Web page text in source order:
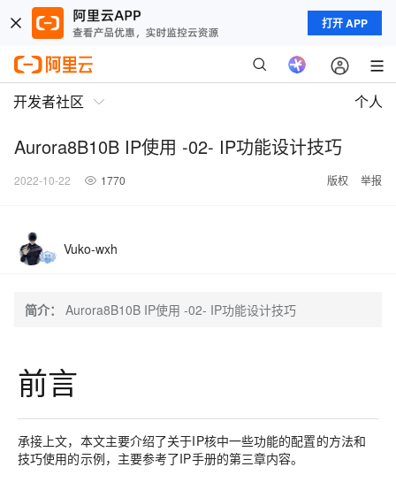
打开 APP
开发者社区 个人
Aurora8B10B IP使用 -02- IP功能设计技巧
2022-10-22 1770 版权 举报
Vuko-wxh
简介： Aurora8B10B IP使用 -02- IP功能设计技巧
前言
承接上文，本文主要介绍了关于IP核中一些功能的配置的方法和
技巧使用的示例，主要参考了IP手册的第三章内容。